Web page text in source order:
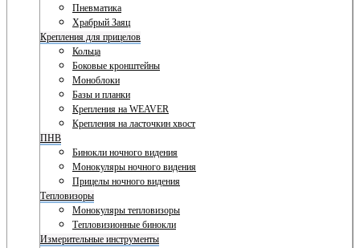
Пневматика
Храбрый Заяц
Крепления для прицелов
Кольца
Боковые кронштейны
Моноблоки
Базы и планки
Крепления на WEAVER
Крепления на ласточкин хвост
ПНВ
Бинокли ночного видения
Монокуляры ночного видения
Прицелы ночного видения
Тепловизоры
Монокуляры тепловизоры
Тепловизионные бинокли
Измерительные инструменты